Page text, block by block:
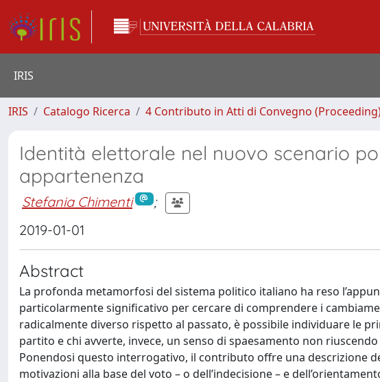
IRIS
IRIS Catalogo Ricerca 4 Contributo in Atti di Convegno
Identità elettorale nel nuovo scenario
appartenenza
Stefania Chimenti
;
2019-01-01
Abstract
La profonda metamorfosi del sistema politico italiano ha reso
particolarmente significativo per cercare di comprendere i
radicalmente diverso rispetto al passato, è possibile individuare le
partito e chi avverte, invece, un senso di spaesamento non
Ponendosi questo interrogativo, il contributo offre una descrizione
motivazioni alla base del voto – o dell’indecisione – e